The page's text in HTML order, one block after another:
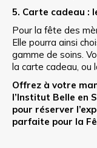
5. Carte cadeau :
Pour la fête des
Elle pourra ainsi
gamme de soins.
la carte cadeau, ou
Offrez à votre
l’Institut Belle en
pour réserver
parfaite pour la